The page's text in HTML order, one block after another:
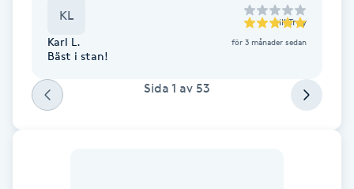
Enzympeeling
Extensions
KL till Troy
Karl L. för 3 månader sedan
Bäst i stan!
Sida 1 av 53